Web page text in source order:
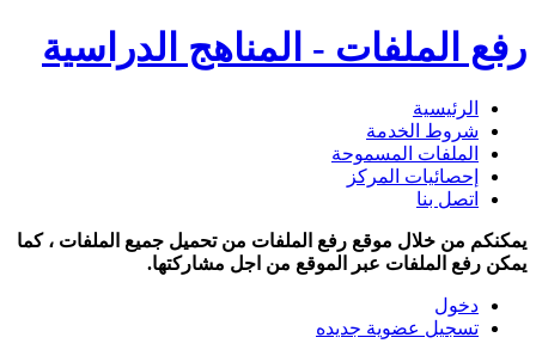
رفع الملفات - المناهج الدراسية
الرئيسية
شروط الخدمة
الملفات المسموحة
إحصائيات المركز
اتصل بنا
يمكنكم من خلال موقع رفع الملفات من تحميل جميع الملفات ، كما
يمكن رفع الملفات عبر الموقع من اجل مشاركتها.
دخول
تسجيل عضوية جديده